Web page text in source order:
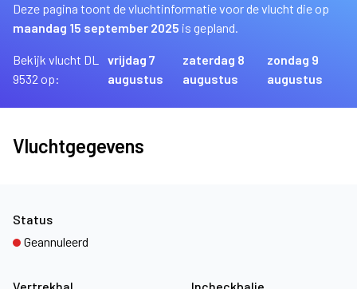
Deze pagina toont de vluchtinformatie voor de vlucht die op
maandag 15 september 2025 is gepland.
Bekijk vlucht DL
9532 op:
vrijdag 7
augustus
zaterdag 8
augustus
zondag 9
augustus
Vluchtgegevens
Status
Geannuleerd